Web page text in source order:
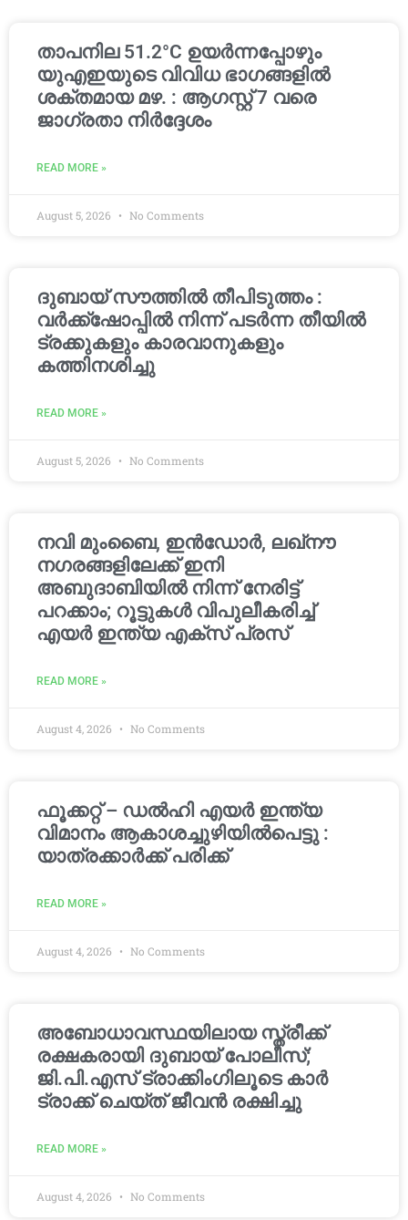
താപനില 51.2°C ഉയർന്നപ്പോഴും
യുഎഇയുടെ വിവിധ ഭാഗങ്ങളിൽ
ശക്തമായ മഴ. : ആഗസ്റ്റ് 7 വരെ
ജാഗ്രതാ നിർദ്ദേശം
READ MORE »
August 5, 2026 No Comments
ദുബായ് സൗത്തിൽ തീപിടുത്തം :
വർക്ക്‌ഷോപ്പിൽ നിന്ന് പടർന്ന തീയിൽ
ട്രക്കുകളും കാരവാനുകളും
കത്തിനശിച്ചു
READ MORE »
August 5, 2026 No Comments
നവി മുംബൈ, ഇൻഡോർ, ലഖ്നൗ
നഗരങ്ങളിലേക്ക് ഇനി
അബുദാബിയിൽ നിന്ന് നേരിട്ട്
പറക്കാം; റൂട്ടുകൾ വിപുലീകരിച്ച്
എയർ ഇന്ത്യ എക്സ് പ്രസ്
READ MORE »
August 4, 2026 No Comments
ഫൂക്കറ്റ് – ഡൽഹി എയര്‍ ഇന്ത്യ
വിമാനം ആകാശച്ചുഴിയില്‍പെട്ടു :
യാത്രക്കാര്‍ക്ക് പരിക്ക്
READ MORE »
August 4, 2026 No Comments
അബോധാവസ്ഥയിലായ സ്ത്രീക്ക്
രക്ഷകരായി ദുബായ് പോലീസ്;
ജി.പി.എസ് ട്രാക്കിംഗിലൂടെ കാർ
ട്രാക്ക് ചെയ്ത് ജീവൻ രക്ഷിച്ചു
READ MORE »
August 4, 2026 No Comments